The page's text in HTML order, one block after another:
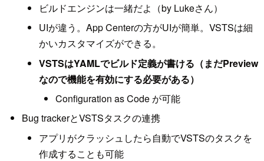
ビルドエンジンは一緒だよ（by Lukeさん）
UIが違う。App Centerの方がUIが簡単。VSTSは細
かいカスタマイズができる。
VSTSはYAMLでビルド定義が書ける（まだPreview
なので機能を有効にする必要がある）
Configuration as Code が可能
Bug trackerとVSTSタスクの連携
アプリがクラッシュしたら自動でVSTSのタスクを
作成することも可能